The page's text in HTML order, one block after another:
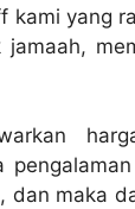
kami yang
dan maka